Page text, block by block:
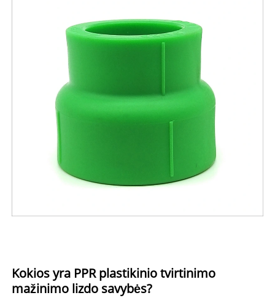
Kokios yra PPR plastikinio tvirtinimo
mažinimo lizdo savybės?